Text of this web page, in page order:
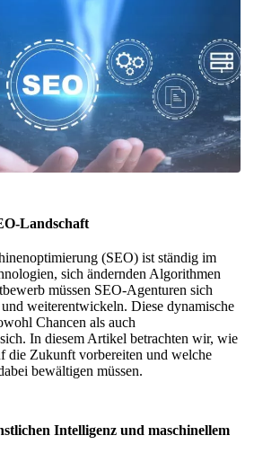
Landschaft
(SEO) ist ständig im
sich ändernden Algorithmen
müssen SEO-Agenturen sich
weiterentwickeln. Diese dynamische
Chancen als auch
In diesem Artikel betrachten wir, wie
die Zukunft vorbereiten und welche
bewältigen müssen.
Intelligenz und maschinellem